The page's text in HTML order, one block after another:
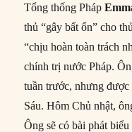
Tổng thống Pháp
thủ “gây bất ổn” cho
“chịu hoàn toàn trách
chính trị nước Pháp.
tuần trước, nhưng
Sáu. Hôm Chủ nhật,
Ông sẽ có bài phát